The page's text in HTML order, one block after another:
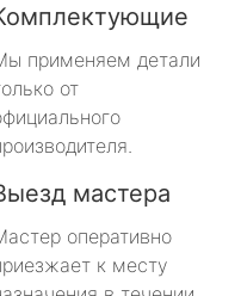
применяем детали
от
мастера
оперативно
к месту